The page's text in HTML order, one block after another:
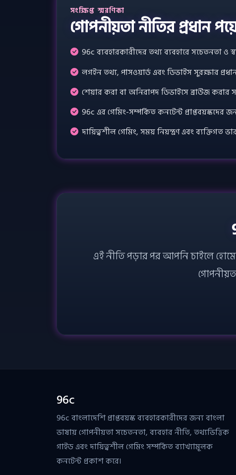
সংক্ষিপ্ত স্মরণিকা
গোপনীয়তা নীতির প্রধান
96c ব্যবহারকারীদের তথ্য ব্যবহারে সচেতনতা ও
লগইন তথ্য, পাসওয়ার্ড এবং ডিভাইস সুরক্ষার
শেয়ার করা বা অনিরাপদ ডিভাইসে ব্রাউজ করার
96c এর গেমিং-সম্পর্কিত কনটেন্ট প্রাপ্তবয়স্কদের
দায়িত্বশীল গেমিং, সময় নিয়ন্ত্রণ এবং ব্যক্তিগত
এই নীতি পড়ার পর আপনি চাইলে হোমে
96c
96c বাংলাদেশি প্রাপ্তবয়স্ক ব্যবহারকারীদের জন্য বাংলা
ভাষায় গোপনীয়তা সচেতনতা, ব্যবহার নীতি, তথ্যভিত্তিক
গাইড এবং দায়িত্বশীল গেমিং সম্পর্কিত ব্যাখ্যামূলক
কনটেন্ট প্রকাশ করে।